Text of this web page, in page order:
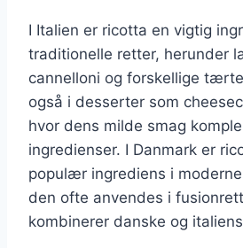
I Italien er ricotta en vigtig
traditionelle retter, herunder
cannelloni og forskellige
også i desserter som
hvor dens milde smag
ingredienser. I Danmark er
populær ingrediens i
den ofte anvendes i
kombinerer danske og